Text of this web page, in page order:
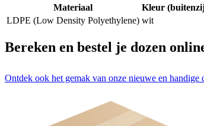
Materiaal Kleur
LDPE (Low Density Polyethylene) wit
Bereken en bestel je dozen
Ontdek ook het gemak van onze nieuwe en handige